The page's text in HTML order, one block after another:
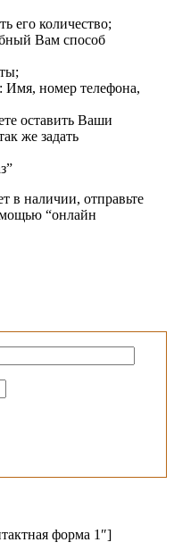
его количество;
Вам способ
Имя, номер телефона,
оставить Ваши
же задать
в наличии, отправьте
“онлайн
форма 1″]